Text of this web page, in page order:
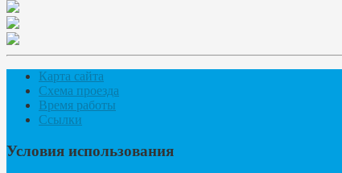
Карта сайта
Схема проезда
Время работы
Ссылки
Условия использования